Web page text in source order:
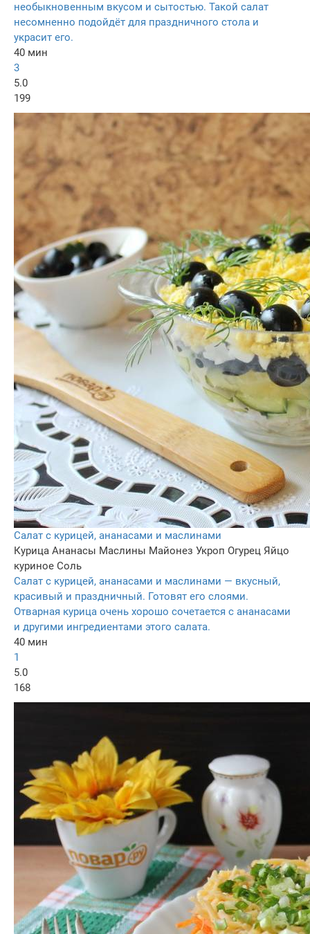
необыкновенным вкусом и сытостью. Такой салат
несомненно подойдёт для праздничного стола и
украсит его.
40 мин
3
5.0
199
Салат с курицей, ананасами и маслинами
Курица Ананасы Маслины Майонез Укроп Огурец Яйцо
куриное Соль
Салат с курицей, ананасами и маслинами — вкусный,
красивый и праздничный. Готовят его слоями.
Отварная курица очень хорошо сочетается с ананасами
и другими ингредиентами этого салата.
40 мин
1
5.0
168